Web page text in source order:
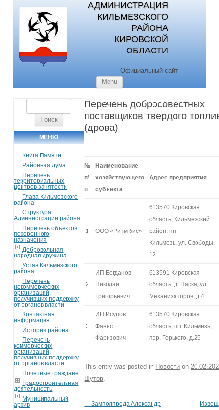
АДМИНИСТРАЦИЯ
КИЛЬМЕЗСКОГО
РАЙОНА
КИРОВСКОЙ
ОБЛАСТИ
Официальный сайт
Menu
МЕНЮ
Книга Памяти
Районная дума
Перечень
территориальных
центров занятости
Глава Кильмезского
района
Структура
Администрации района
Перечень объектов
похоронного
назначения
Добровольная
народная дружина
Устав Кильмезского
района
Перечень
некоммерческих
организаций,
получивших поддержку
от органов власти
Контактная
информация
История района
Перечень
коммерческих
организаций,
получивших поддержку
от органов власти
Почетные граждане
Градостроительная
деятельность
Муниципальный
архив
Перечень добросовестных
поставщиков твердого
(дрова)
№
п/
п
Наименование
хозяйствующего
субъекта
Адрес предприятия
1 ООО «Ритм бис»
613570 Кировская
область, Кильмезский
район, пгт
Кильмезь, ул. Свободы,
12
2
ИП Богданов
Николай
Григорьевич
613591 Кировская
область, д. Паска, ул.
Механизаторов, д.4
3
ИП Исупов
Фанис
Фаризович
613570 Кировская
область, пгт Кильмезь,
пер. Горького, д.25
This entry was posted in Новости on
Шутов
Post navigation
← Замполпреда Александр